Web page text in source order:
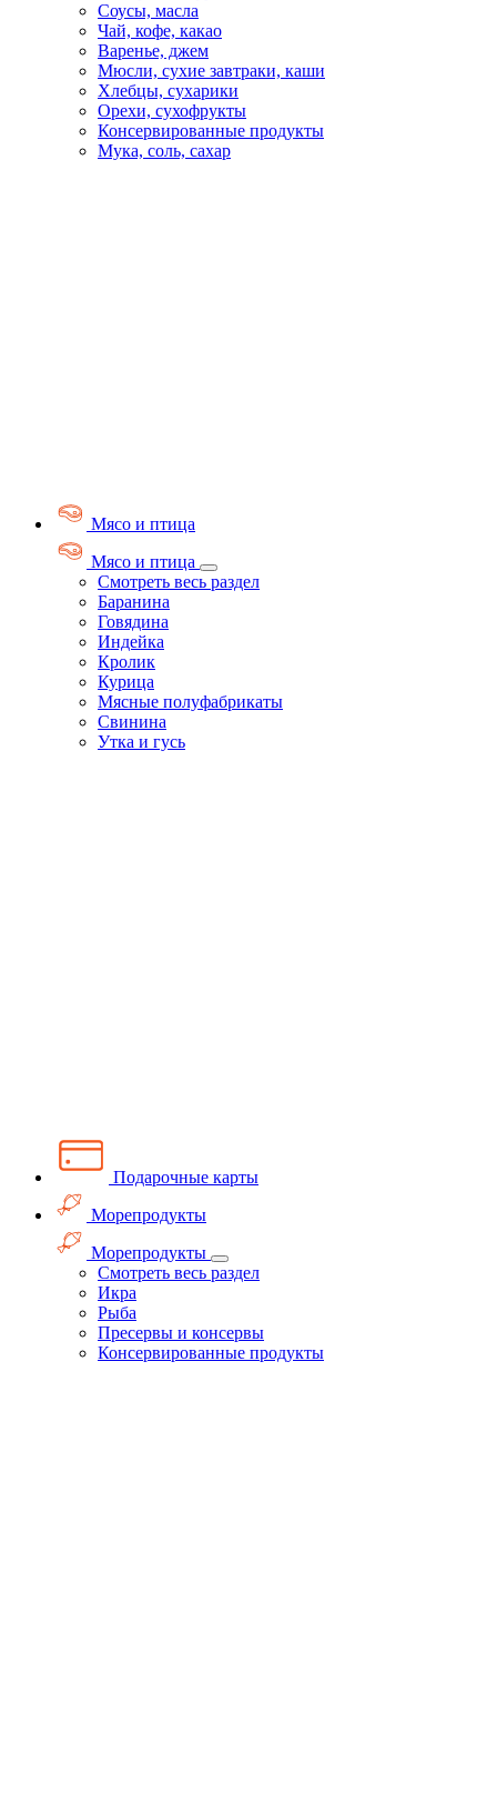
Соусы, масла
Чай, кофе, какао
Варенье, джем
Мюсли, сухие завтраки, каши
Хлебцы, сухарики
Орехи, сухофрукты
Консервированные продукты
Мука, соль, сахар
Мясо и птица
Мясо и птица
Смотреть весь раздел
Баранина
Говядина
Индейка
Кролик
Курица
Мясные полуфабрикаты
Свинина
Утка и гусь
Подарочные карты
Морепродукты
Морепродукты
Смотреть весь раздел
Икра
Рыба
Пресервы и консервы
Консервированные продукты